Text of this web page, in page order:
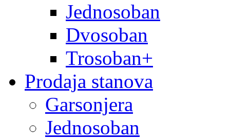
Jednosoban
Dvosoban
Trosoban+
Prodaja stanova
Garsonjera
Jednosoban